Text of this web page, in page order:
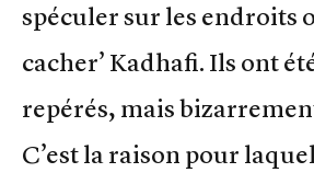
spéculer sur les endroits
cacher’ Kadhafi. Ils ont
repérés, mais
C’est la raison pour